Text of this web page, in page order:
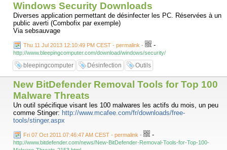
Windows Security Downloads
Diverses application permettant de désinfecter les PC. Réservées à un
public averti (Combofix par exemple)
Via sebsauvage
Thu 11 Jul 2013 12:10:49 PM CEST - permalink - -
http://www.bleepingcomputer.com/download/windows/security/
bleepingcomputer Désinfection Outils
New BitDefender Removal Tools for Top 100
Malware Threats
Un outil spécifique visant les 100 malwares les actifs du mois, un peu
comme Stinger: http://www.mcafee.com/fr/downloads/free-
tools/stinger.aspx
Fri 07 Oct 2011 07:46:47 AM CEST - permalink - -
http://www.bitdefender.com/news/New-BitDefender-Removal-Tools-for-Top-100-